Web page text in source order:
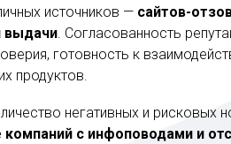
источников — сайтов-
выдачи. Согласованность
готовность к
продуктов.
негативных и рисковых
компаний с инфоповодами и